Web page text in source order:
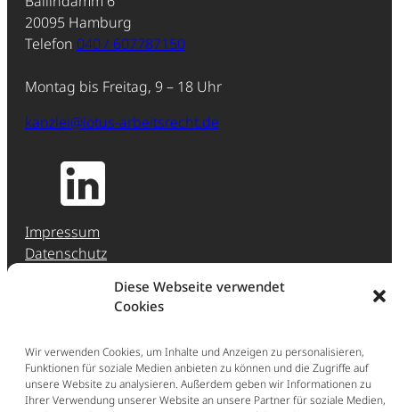
Diese Webseite verwendet
Cookies
Wir verwenden Cookies, um Inhalte und Anzeigen zu personalisieren,
Funktionen für soziale Medien anbieten zu können und die Zugriffe auf
unsere Website zu analysieren. Außerdem geben wir Informationen zu
Ihrer Verwendung unserer Website an unsere Partner für soziale Medien,
20095 Hamburg
Telefon 040 / 607787150
Montag bis Freitag, 9 – 18 Uhr
kanzlei@lotus-arbeitsrecht.de
Impressum
Datenschutz
Hinweisgeber-Meldestelle (HinSchG)
Ganz einfach: Buchen Sie direkt eine Erstberatung
im persönlichen Gespräch (297,50 € inkl. Ust.).